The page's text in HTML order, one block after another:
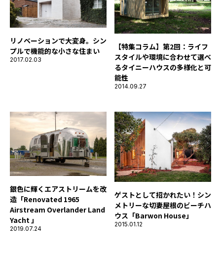
リノベーションで大変身。シン
プルで機能的な小さな住まい
2017.02.03
【特集コラム】第2回：ライフ
スタイルや環境に合わせて選べ
るタイニーハウスの多様化と可
能性
2014.09.27
銀色に輝くエアストリームを改
造「Renovated 1965
Airstream Overlander Land
Yacht 」
2019.07.24
ゲストとして招かれたい！シン
メトリーな切妻屋根のビーチハ
ウス「Barwon House」
2015.01.12